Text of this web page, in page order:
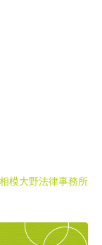
相模大野法律事務所